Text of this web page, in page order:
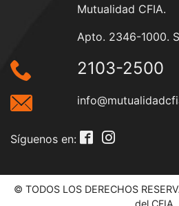
Mutualidad CFIA.
Apto. 2346-1000.
2103-2500
Síguenos en:
© TODOS LOS DERECHOS
del CFIA